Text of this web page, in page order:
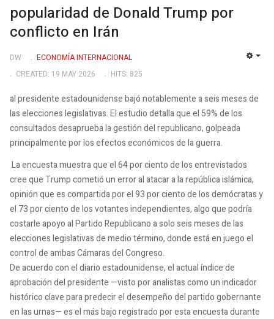
popularidad de Donald Trump por
conflicto en Irán
DW
ECONOMÍA INTERNACIONAL
CREATED: 19 MAY 2026
HITS: 825
al presidente estadounidense bajó notablemente a seis meses de
las elecciones legislativas. El estudio detalla que el 59% de los
consultados desaprueba la gestión del republicano, golpeada
principalmente por los efectos económicos de la guerra.
La encuesta muestra que el 64 por ciento de los entrevistados
cree que Trump cometió un error al atacar a la república islámica,
opinión que es compartida por el 93 por ciento de los demócratas y
el 73 por ciento de los votantes independientes, algo que podría
costarle apoyo al Partido Republicano a solo seis meses de las
elecciones legislativas de medio término, donde está en juego el
control de ambas Cámaras del Congreso.
De acuerdo con el diario estadounidense, el actual índice de
aprobación del presidente —visto por analistas como un indicador
histórico clave para predecir el desempeño del partido gobernante
en las urnas— es el más bajo registrado por esta encuesta durante